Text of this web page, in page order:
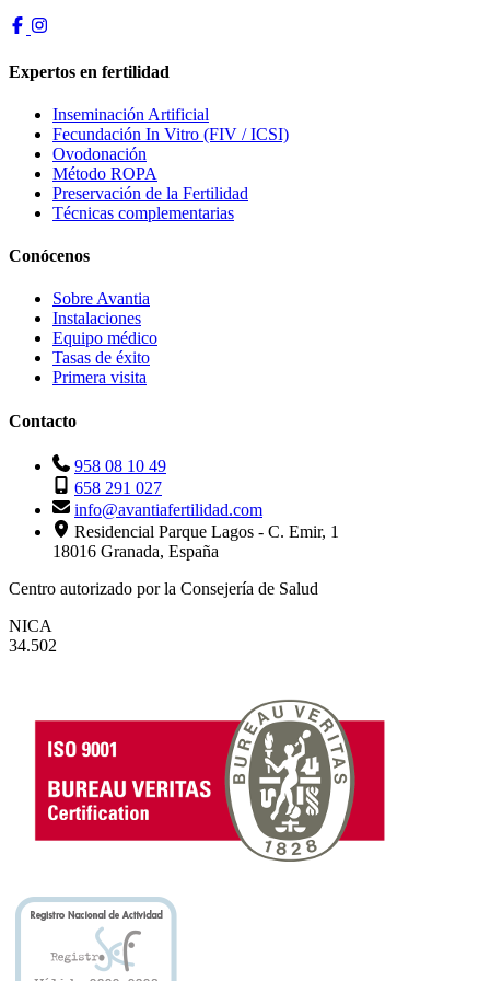
Expertos en fertilidad
Inseminación Artificial
Fecundación In Vitro (FIV / ICSI)
Ovodonación
Método ROPA
Preservación de la Fertilidad
Técnicas complementarias
Conócenos
Sobre Avantia
Instalaciones
Equipo médico
Tasas de éxito
Primera visita
Contacto
958 08 10 49
658 291 027
info@avantiafertilidad.com
Residencial Parque Lagos - C. Emir, 1
18016 Granada, España
Centro autorizado por la Consejería de Salud
NICA
34.502